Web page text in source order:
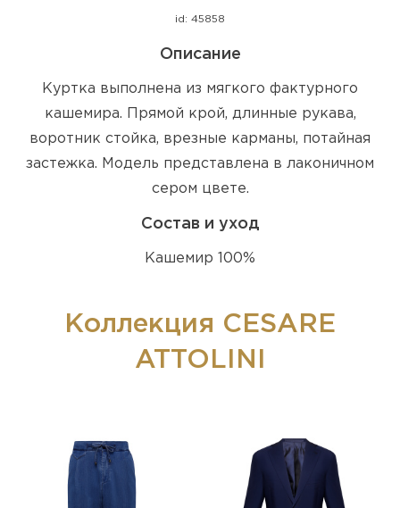
id: 45858
Описание
Куртка выполнена из мягкого фактурного
кашемира. Прямой крой, длинные рукава,
воротник стойка, врезные карманы, потайная
застежка. Модель представлена в лаконичном
сером цвете.
Состав и уход
Кашемир 100%
Коллекция CESARE
ATTOLINI